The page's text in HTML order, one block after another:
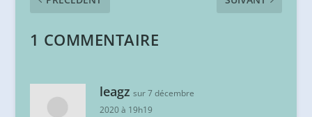
1 COMMENTAIRE
leagz sur 7 décembre
2020 à 19h19